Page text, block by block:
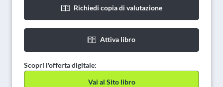
Richiedi copia di valutazione
Attiva libro
Scopri l'offerta digitale:
Vai al Sito libro